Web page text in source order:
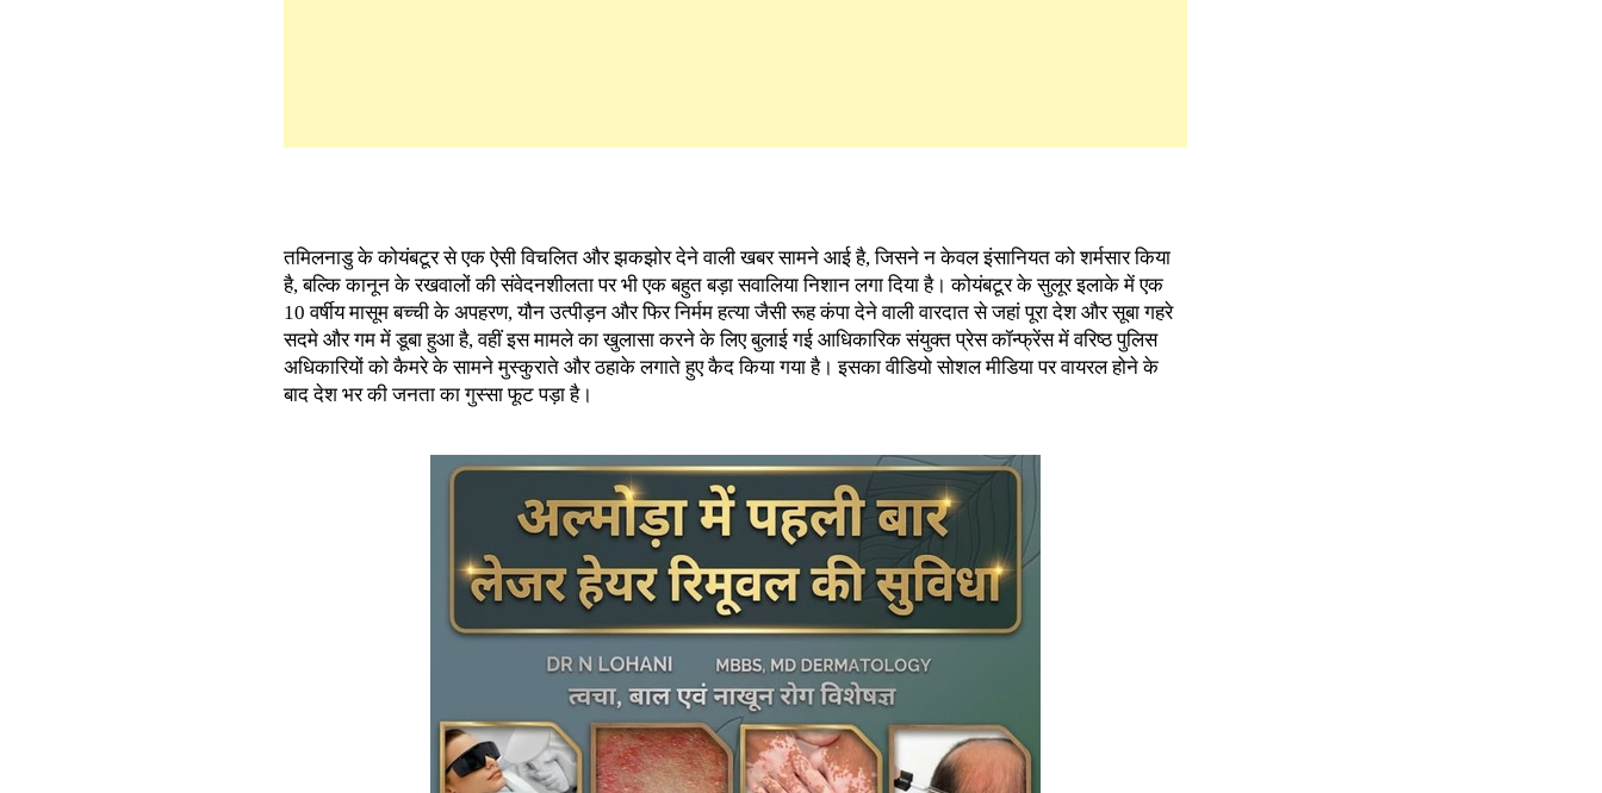
तमिलनाडु के कोयंबटूर से एक ऐसी विचलित और झकझोर देने वाली खबर सामने आई है, जिसने न केवल इंसानियत को शर्मसार किया
है, बल्कि कानून के रखवालों की संवेदनशीलता पर भी एक बहुत बड़ा सवालिया निशान लगा दिया है। कोयंबटूर के सुलूर इलाके में एक
10 वर्षीय मासूम बच्ची के अपहरण, यौन उत्पीड़न और फिर निर्मम हत्या जैसी रूह कंपा देने वाली वारदात से जहां पूरा देश और सूबा गहरे
सदमे और गम में डूबा हुआ है, वहीं इस मामले का खुलासा करने के लिए बुलाई गई आधिकारिक संयुक्त प्रेस कॉन्फ्रेंस में वरिष्ठ पुलिस
अधिकारियों को कैमरे के सामने मुस्कुराते और ठहाके लगाते हुए कैद किया गया है। इसका वीडियो सोशल मीडिया पर वायरल होने के
बाद देश भर की जनता का गुस्सा फूट पड़ा है।